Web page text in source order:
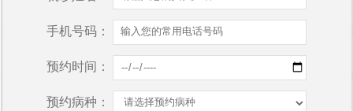
手机号码：
预约时间：
预约病种：